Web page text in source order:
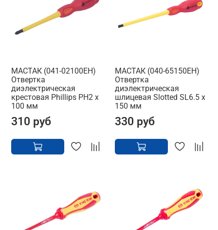
МАСТАК (041-02100EH)
Отвертка
диэлектрическая
крестовая Phillips PH2 x
100 мм
310 руб
МАСТАК (040-65150EH)
Отвертка
диэлектрическая
шлицевая Slotted SL6.5 x
150 мм
330 руб